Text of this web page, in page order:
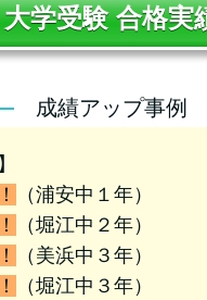
大学受験 合格実
成績アップ事例
（浦安中１年）
（堀江中２年）
（美浜中３年）
（堀江中３年）